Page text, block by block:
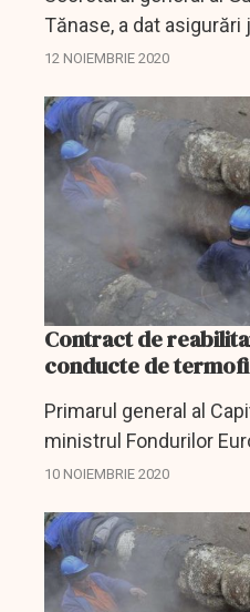
Tănase, a dat asigurări
pune la dispoziţie toată
caldă şi...
12 NOIEMBRIE 2020
Contract de
conducte de
Primarul general al
ministrul Fondurilor
semnat, marţi, la sediul
contract de...
10 NOIEMBRIE 2020